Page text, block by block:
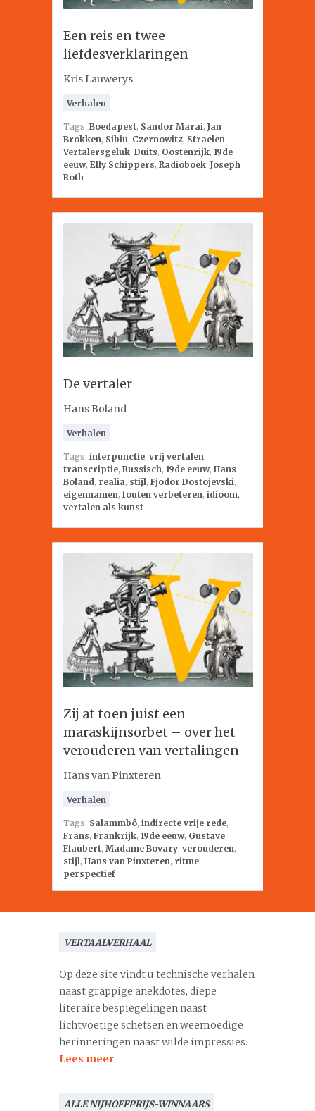
Een reis en twee
liefdesverklaringen
Kris Lauwerys
Verhalen
Tags: Boedapest, Sandor Marai, Jan
Brokken, Sibiu, Czernowitz, Straelen,
Vertalersgeluk, Duits, Oostenrijk, 19de
eeuw, Elly Schippers, Radioboek, Joseph
Roth
De vertaler
Hans Boland
Verhalen
Tags: interpunctie, vrij vertalen,
transcriptie, Russisch, 19de eeuw, Hans
Boland, realia, stijl, Fjodor Dostojevski,
eigennamen, fouten verbeteren, idioom,
vertalen als kunst
Zij at toen juist een
maraskijnsorbet – over het
verouderen van vertalingen
Hans van Pinxteren
Verhalen
Tags: Salammbô, indirecte vrije rede,
Frans, Frankrijk, 19de eeuw, Gustave
Flaubert, Madame Bovary, verouderen,
stijl, Hans van Pinxteren, ritme,
perspectief
VERTAALVERHAAL
Op deze site vindt u technische verhalen
naast grappige anekdotes, diepe
literaire bespiegelingen naast
lichtvoetige schetsen en weemoedige
herinneringen naast wilde impressies.
Lees meer
ALLE NIJHOFFPRIJS-WINNAARS